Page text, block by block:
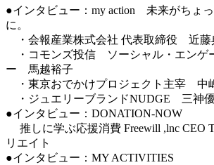
●インタビュー：my action 未来がちょ
に。
・会報産業株式会社 代表取締役 近藤
・コモンズ投信 ソーシャル・エンゲ
ー 馬越裕子
・東京おでかけプロジェクト主宰 中
・ジュエリーブランドNUDGE 三神
●インタビュー：DONATION-NOW
推しに学ぶ応援消費 Freewill ,lnc CEO
リエイト
●インタビュー：MY ACTIVITIES